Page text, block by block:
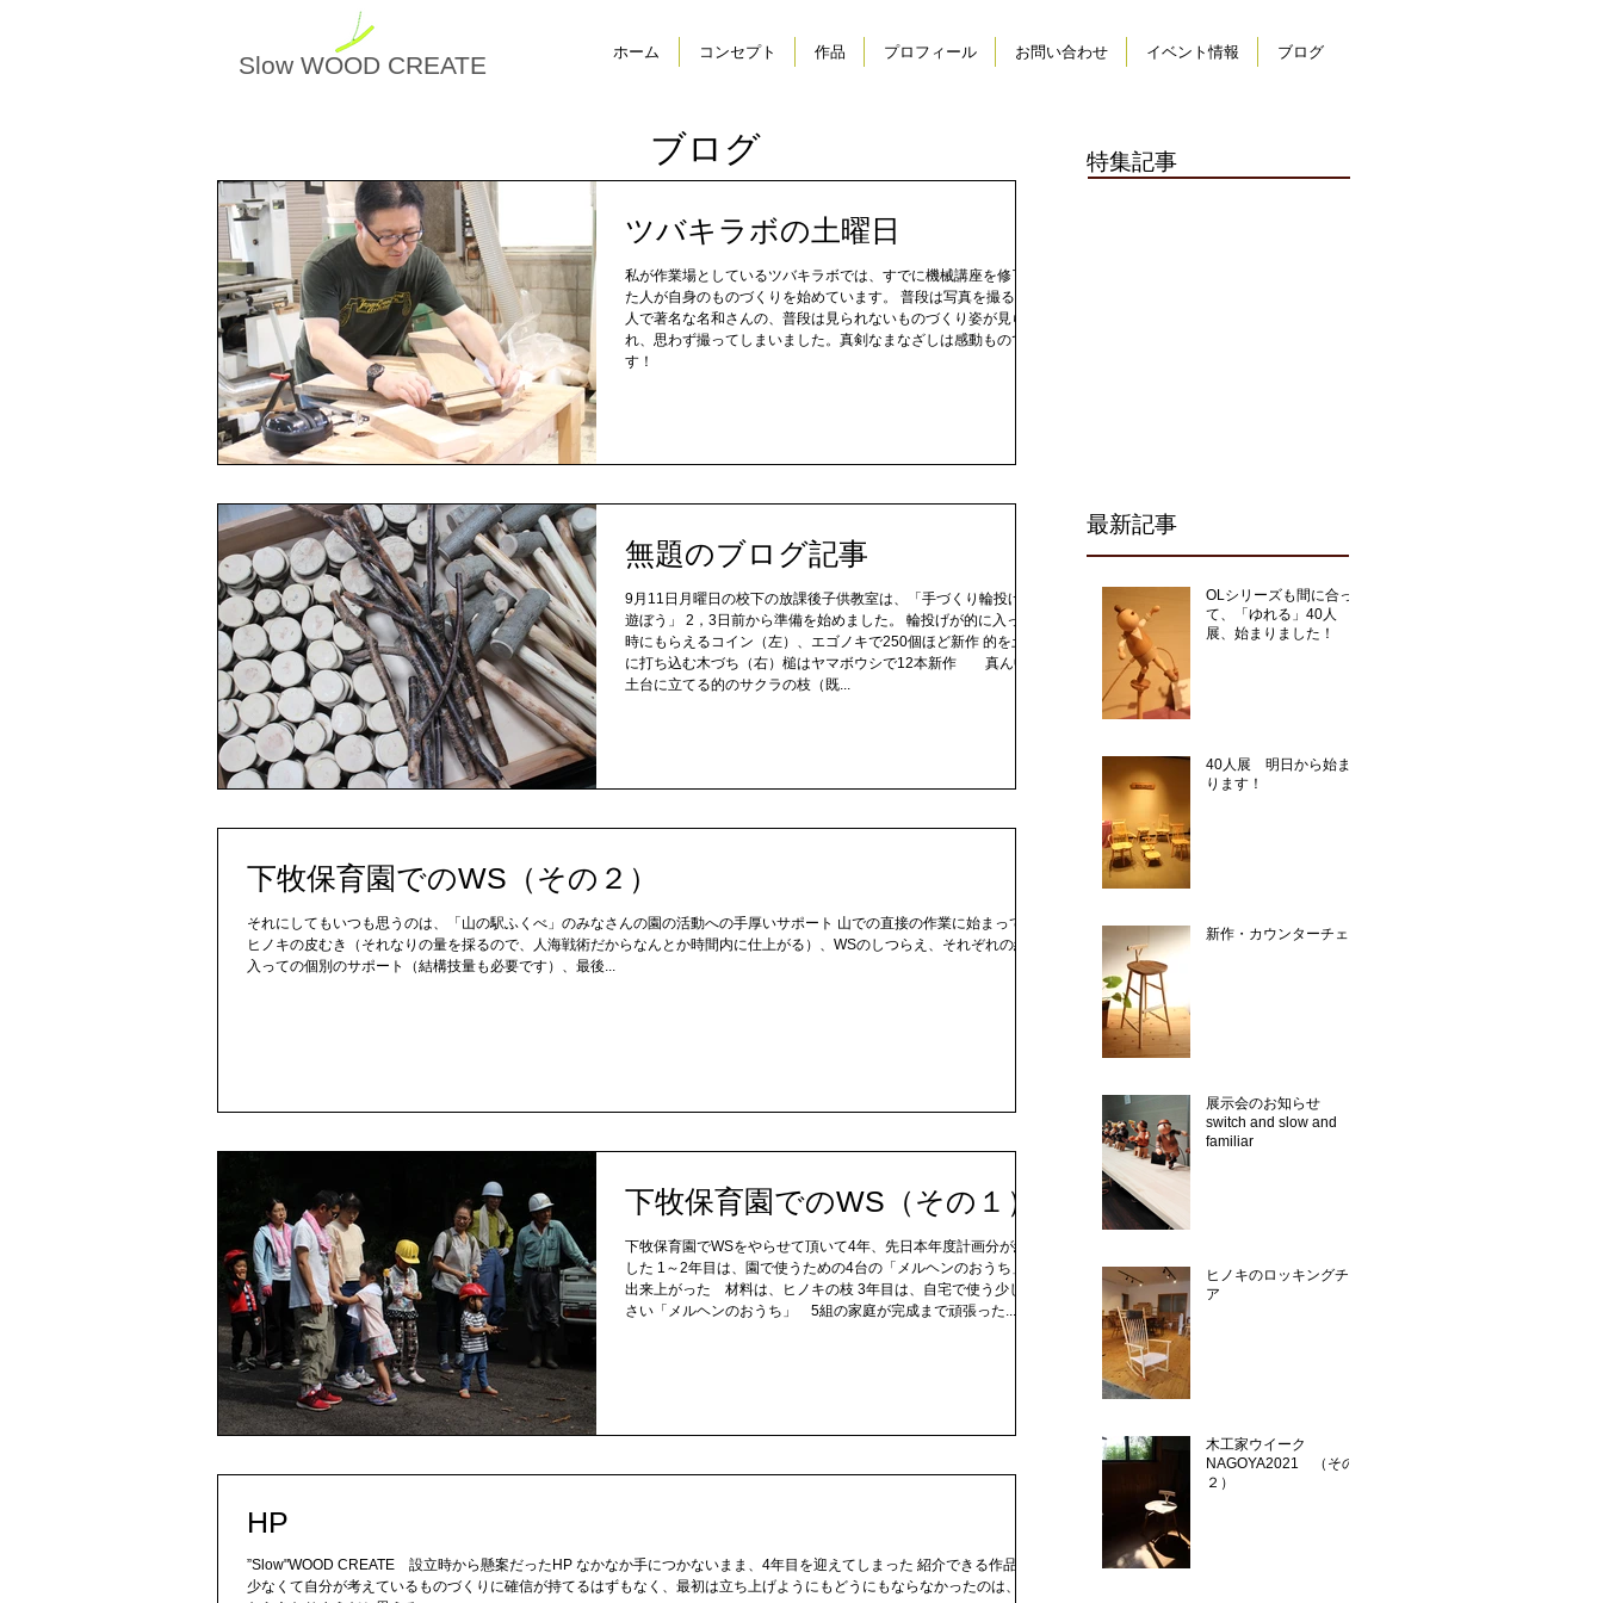
Slow WOOD CREATE ホーム コンセプト 作品 プロフィール お問い合わせ イベント情報 ブログ
ブログ
ツバキラボの土曜日
私が作業場としているツバキラボでは、すでに機械講座を修了し
た人が自身のものづくりを始めています。 普段は写真を撮る側の
人で著名な名和さんの、普段は見られないものづくり姿が見ら
れ、思わず撮ってしまいました。真剣なまなざしは感動もので
す！
無題のブログ記事
9月11日月曜日の校下の放課後子供教室は、「手づくり輪投げで
遊ぼう」 2，3日前から準備を始めました。 輪投げが的に入った
時にもらえるコイン（左）、エゴノキで250個ほど新作 的を土台
に打ち込む木づち（右）槌はヤマボウシで12本新作 真ん中は
土台に立てる的のサクラの枝（既...
下牧保育園でのWS（その２）
それにしてもいつも思うのは、「山の駅ふくべ」のみなさんの園の活動への手厚いサポート 山での直接の作業に始まって、
ヒノキの皮むき（それなりの量を採るので、人海戦術だからなんとか時間内に仕上がる）、WSのしつらえ、それぞれの組に
入っての個別のサポート（結構技量も必要です）、最後...
下牧保育園でのWS（その１）
下牧保育園でWSをやらせて頂いて4年、先日本年度計画分が終了
した 1～2年目は、園で使うための4台の「メルヘンのおうち」が
出来上がった 材料は、ヒノキの枝 3年目は、自宅で使う少し小
さい「メルヘンのおうち」 5組の家庭が完成まで頑張った...
HP
”Slow"WOOD CREATE 設立時から懸案だったHP なかなか手につかないまま、4年目を迎えてしまった 紹介できる作品も
少なくて自分が考えているものづくりに確信が持てるはずもなく、最初は立ち上げようにもどうにもならなかったのは、今
特集記事
最新記事
OLシリーズも間に合っ
て、「ゆれる」40人
展、始まりました！
40人展 明日から始ま
ります！
新作・カウンターチェア
展示会のお知らせ
switch and slow and
familiar
ヒノキのロッキングチェ
ア
木工家ウイーク
NAGOYA2021 （その
２）